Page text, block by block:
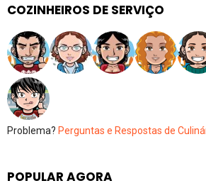
COZINHEIROS DE SERVIÇO
Problema? Perguntas e Respostas de
POPULAR AGORA